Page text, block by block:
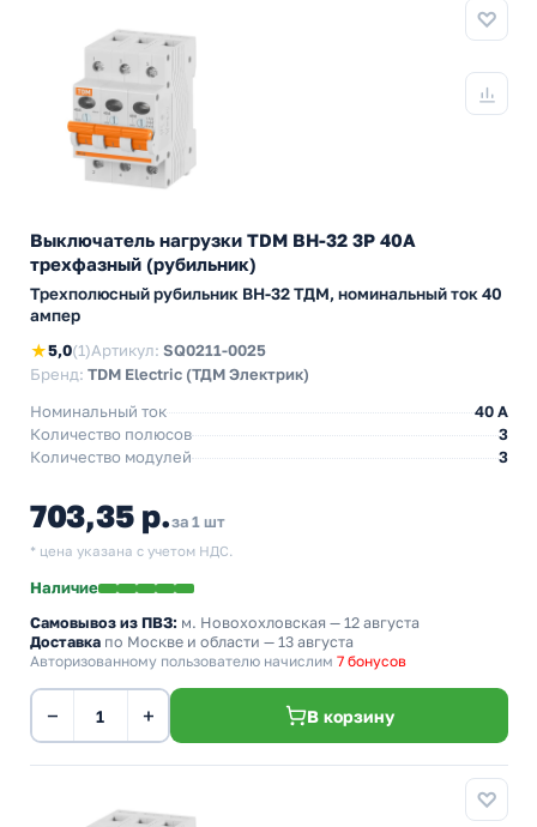
Выключатель нагрузки TDM ВН-32 3P 40A
трехфазный (рубильник)
Трехполюсный рубильник BH-32 ТДМ, номинальный ток 40
ампер
★5,0(1)Артикул: SQ0211-0025
Бренд: TDM Electric (ТДМ Электрик)
Номинальный ток
40 A
Количество полюсов
3
Количество модулей
3
703,35 р.за 1 шт
* цена указана с учетом НДС.
Наличие
Самовывоз из ПВЗ: м. Новохохловская — 12 августа
Доставка по Москве и области — 13 августа
Авторизованному пользователю начислим 7 бонусов
− + В корзину